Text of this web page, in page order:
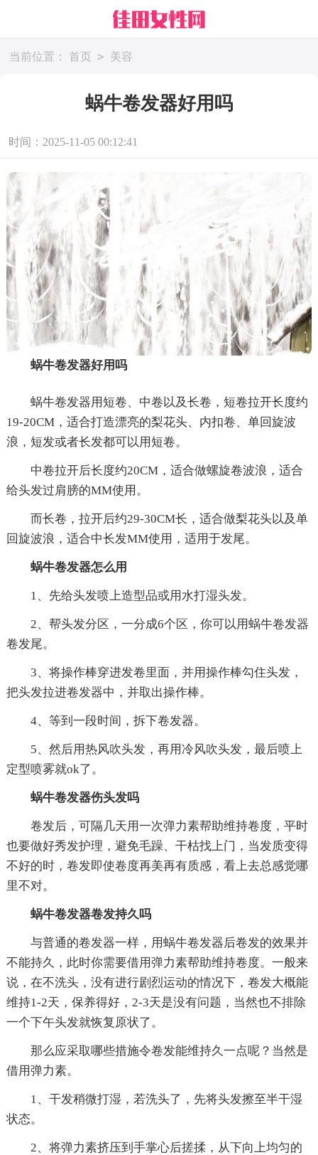
当前位置： 首页 > 美容
蜗牛卷发器好用吗
时间：2025-11-05 00:12:41
蜗牛卷发器好用吗
蜗牛卷发器用短卷、中卷以及长卷，短卷拉开长度约
19-20CM，适合打造漂亮的梨花头、内扣卷、单回旋波
浪，短发或者长发都可以用短卷。
中卷拉开后长度约20CM，适合做螺旋卷波浪，适合
给头发过肩膀的MM使用。
而长卷，拉开后约29-30CM长，适合做梨花头以及单
回旋波浪，适合中长发MM使用，适用于发尾。
蜗牛卷发器怎么用
1、先给头发喷上造型品或用水打湿头发。
2、帮头发分区，一分成6个区，你可以用蜗牛卷发器
卷发尾。
3、将操作棒穿进发卷里面，并用操作棒勾住头发，
把头发拉进卷发器中，并取出操作棒。
4、等到一段时间，拆下卷发器。
5、然后用热风吹头发，再用冷风吹头发，最后喷上
定型喷雾就ok了。
蜗牛卷发器伤头发吗
卷发后，可隔几天用一次弹力素帮助维持卷度，平时
也要做好秀发护理，避免毛躁、干枯找上门，当发质变得
不好的时，卷发即使卷度再美再有质感，看上去总感觉哪
里不对。
蜗牛卷发器卷发持久吗
与普通的卷发器一样，用蜗牛卷发器后卷发的效果并
不能持久，此时你需要借用弹力素帮助维持卷度。一般来
说，在不洗头，没有进行剧烈运动的情况下，卷发大概能
维持1-2天，保养得好，2-3天是没有问题，当然也不排除
一个下午头发就恢复原状了。
那么应采取哪些措施令卷发能维持久一点呢？当然是
借用弹力素。
1、干发稍微打湿，若洗头了，先将头发擦至半干湿
状态。
2、将弹力素挤压到手掌心后搓揉，从下向上均匀的